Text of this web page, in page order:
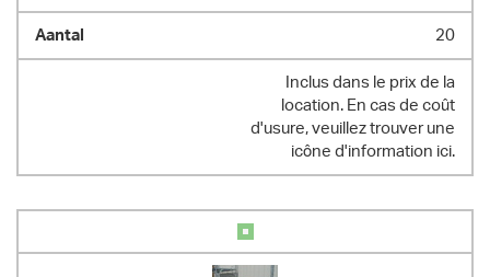
20
Inclus dans le prix de la
location. En cas de coût
d'usure, veuillez trouver une
icône d'information ici.